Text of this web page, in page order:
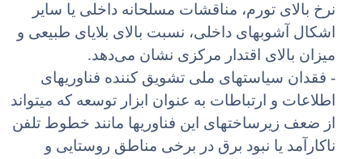
نرخ بالای تورم، مناقشات مسلحانه داخلی یا سایر
اشکال آشوبهای داخلی، نسبت بالای بلایای طبیعی و
میزان بالای اقتدار مرکزی نشان می‌‌دهد.
- فقدان سیاستهای ملی تشویق کننده فناوریهای
اطلاعات و ارتباطات به عنوان ابزار توسعه که میتواند
از ضعف زیرساختهای این فناوریها مانند خطوط تلفن
ناکارآمد یا نبود برق در برخی مناطق روستایی و